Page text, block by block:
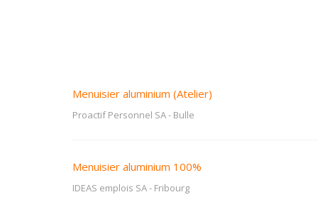
Menuisier aluminium (Atelier)
Proactif Personnel SA- Bulle
Menuisier aluminium 100%
IDEAS emplois SA- Fribourg